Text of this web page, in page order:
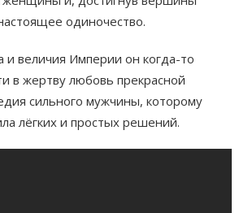
одиночество.
и величия Империи он когда-то
в жертву любовь прекрасной
сильного мужчины, которому
лёгких и простых решений.